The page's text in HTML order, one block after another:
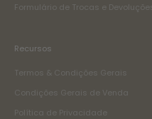
Formulário de Trocas e Devoluções
Recursos
Termos & Condições Gerais
Condições Gerais de Venda
Política de Privacidade